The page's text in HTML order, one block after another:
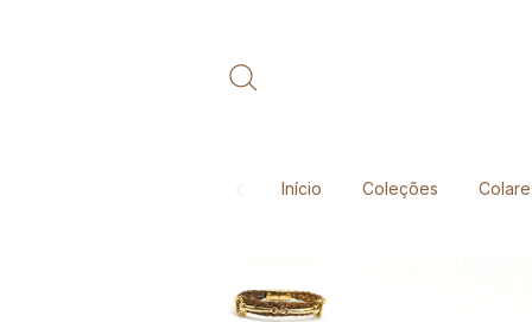
Início Coleções